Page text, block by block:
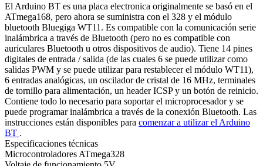
El Arduino BT es una placa electronica originalmente se basó en el
ATmega168, pero ahora se suministra con el 328 y el módulo
bluetooth Bluegiga WT11. Es compatible con la comunicación serie
inalámbrica a través de Bluetooth (pero no es compatible con
auriculares Bluetooth u otros dispositivos de audio). Tiene 14 pines
digitales de entrada / salida (de las cuales 6 se puede utilizar como
salidas PWM y se puede utilizar para restablecer el módulo WT11),
6 entradas analógicas, un oscilador de cristal de 16 MHz, terminales
de tornillo para alimentación, un header ICSP y un botón de reinicio.
Contiene todo lo necesario para soportar el microprocesador y se
puede programar inalámbrica a través de la conexión Bluetooth. Las
instrucciones están disponibles para comenzar a utilizar el Arduino
BT .
Especificaciones técnicas
Microcontroladores ATmega328